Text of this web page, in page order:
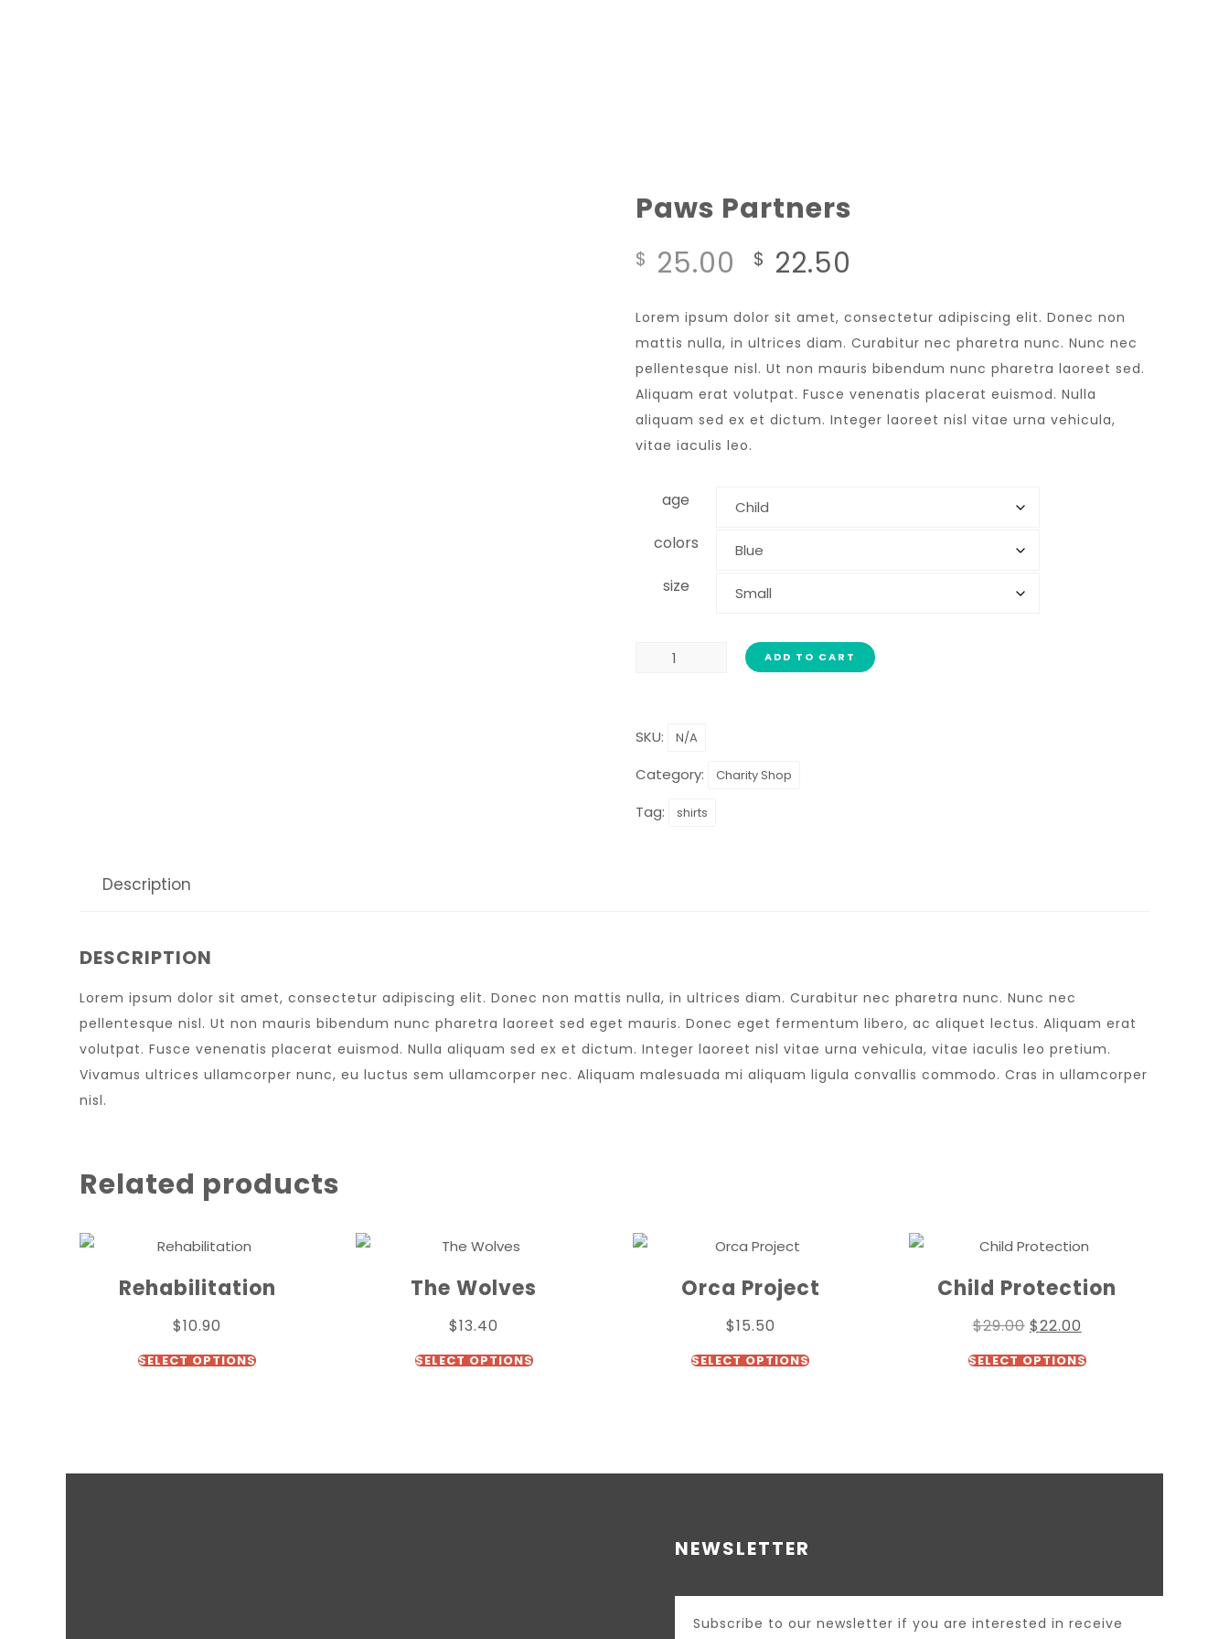
Paws Partners
$ 25.00 $ 22.50
Lorem ipsum dolor sit amet, consectetur adipiscing elit. Donec non
mattis nulla, in ultrices diam. Curabitur nec pharetra nunc. Nunc nec
pellentesque nisl. Ut non mauris bibendum nunc pharetra laoreet sed.
Aliquam erat volutpat. Fusce venenatis placerat euismod. Nulla
aliquam sed ex et dictum. Integer laoreet nisl vitae urna vehicula,
vitae iaculis leo.
age
colors
size
ADD TO CART
SKU: N/A
Category: Charity Shop
Tag: shirts
Description
DESCRIPTION
Lorem ipsum dolor sit amet, consectetur adipiscing elit. Donec non mattis nulla, in ultrices diam. Curabitur nec pharetra nunc. Nunc nec
pellentesque nisl. Ut non mauris bibendum nunc pharetra laoreet sed eget mauris. Donec eget fermentum libero, ac aliquet lectus. Aliquam erat
volutpat. Fusce venenatis placerat euismod. Nulla aliquam sed ex et dictum. Integer laoreet nisl vitae urna vehicula, vitae iaculis leo pretium.
Vivamus ultrices ullamcorper nunc, eu luctus sem ullamcorper nec. Aliquam malesuada mi aliquam ligula convallis commodo. Cras in ullamcorper
nisl.
Related products
Rehabilitation
$10.90
SELECT OPTIONS
The Wolves
$13.40
SELECT OPTIONS
Orca Project
$15.50
SELECT OPTIONS
Child Protection
$29.00 $22.00
SELECT OPTIONS
NEWSLETTER
Subscribe to our newsletter if you are interested in receive